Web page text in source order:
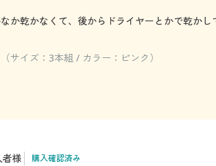
か乾かなくて、後からドライヤーとかで乾か
サイズ：3本組 / カラー：ピンク）
者様 購入確認済み